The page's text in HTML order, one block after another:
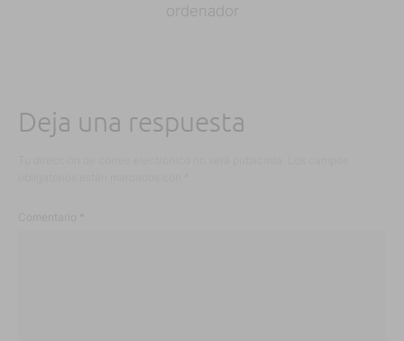
ordenador
Deja una respuesta
Comentario